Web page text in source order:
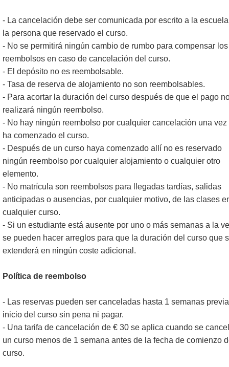
- La cancelación debe ser comunicada por escrito a la
la persona que reservado el curso.
- No se permitirá ningún cambio de rumbo para compensar los
reembolsos en caso de cancelación del curso.
- El depósito no es reembolsable.
- Tasa de reserva de alojamiento no son reembolsables.
- Para acortar la duración del curso después de que el pago
realizará ningún reembolso.
- No hay ningún reembolso por cualquier cancelación una vez
ha comenzado el curso.
- Después de un curso haya comenzado allí no es reservado
ningún reembolso por cualquier alojamiento o cualquier otro
elemento.
- No matrícula son reembolsos para llegadas tardías, salidas
anticipadas o ausencias, por cualquier motivo, de las clases
cualquier curso.
- Si un estudiante está ausente por uno o más semanas a la
se pueden hacer arreglos para que la duración del curso que
extenderá en ningún coste adicional.
Política de reembolso
- Las reservas pueden ser canceladas hasta 1 semanas
inicio del curso sin pena ni pagar.
- Una tarifa de cancelación de € 30 se aplica cuando se
un curso menos de 1 semana antes de la fecha de comienzo
curso.